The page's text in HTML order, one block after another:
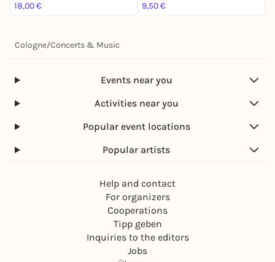
18,00 €
9,50 €
Cologne/Concerts & Music
Events near you
Activities near you
Popular event locations
Popular artists
Help and contact
For organizers
Cooperations
Tipp geben
Inquiries to the editors
Jobs